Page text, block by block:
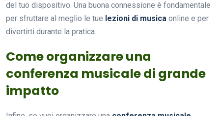
del tuo dispositivo. Una buona connessione è fondamentale
per sfruttare al meglio le tue lezioni di musica online e per
divertirti durante la pratica.
Come organizzare una
conferenza musicale di grande
impatto